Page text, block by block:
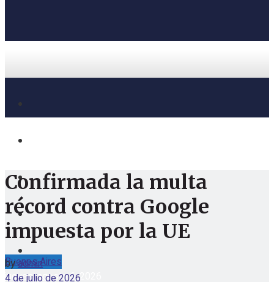
Buenos Aires
jueves, agosto 6, 2026
Confirmada la multa
récord contra Google
impuesta por la UE
byadmin
4 de julio de 2026